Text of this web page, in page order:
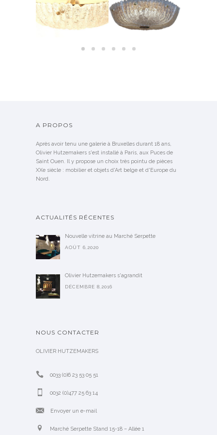
A PROPOS
Après avoir tenu une galerie à Bruxelles durant 18 ans,
Olivier Hutzemakers s'est installé à Paris, aux Puces de
Saint Ouen. Il y propose un choix très pointu de pièces
XXe siècle : mobilier et objets d'Art belge et d'Europe du
Nord.
ACTUALITÉS RÉCENTES
Nouvelle vitrine au Marché Serpette
AOÛT 6,2020
Olivier Hutzemakers s'agrandit
DÉCEMBRE 8,2016
NOUS CONTACTER
OLIVIER HUTZEMAKERS
0033 (0)6 23 53 05 51
0032 (0)477 25 63 14
Envoyer un e-mail
Marché Serpette Stand 15-18 – Allée 1